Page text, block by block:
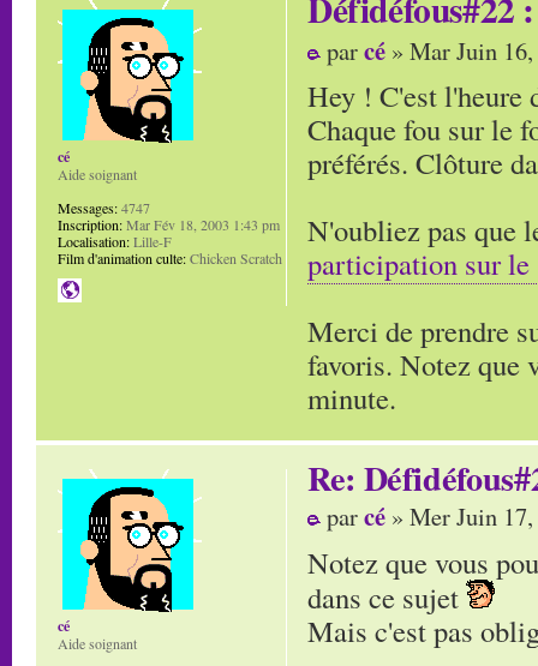
parcé » Mar Juin
Hey ! C'est l'heure
Chaque fou sur le
préférés. Clôture
N'oubliez pas que
participation sur le
Merci de prendre
favoris. Notez que
minute.
cé
Aide soignant
Messages:4747
Inscription:Mar Fév 18, 2003 1:43 pm
Localisation:Lille-F
Film d'animation culte:Chicken Scratch
Re:
parcé » Mer Juin
Notez que vous
dans ce sujet
Mais c'est pas
cé
Aide soignant